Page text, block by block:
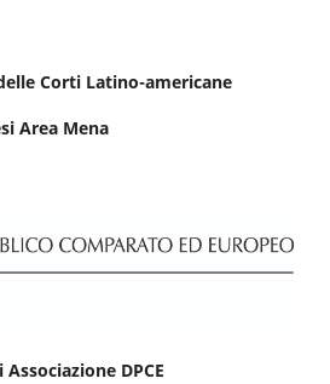
Corti Latino-americane
Area Mena
DPCE